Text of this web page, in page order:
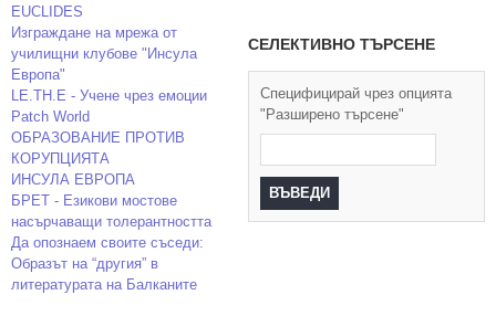
EUCLIDES
Изграждане на мрежа от
училищни клубове "Инсула
Европа"
LE.TH.E - Учене чрез емоции
Patch World
ОБРАЗОВАНИЕ ПРОТИВ
КОРУПЦИЯТА
ИНСУЛА ЕВРОПА
БРЕТ - Езикови мостове
насърчаващи толерантността
Да опознаем своите съседи:
Образът на “другия” в
литературата на Балканите
СЕЛЕКТИВНО ТЪРСЕНЕ
Специфицирай чрез опцията
"Разширено търсене"